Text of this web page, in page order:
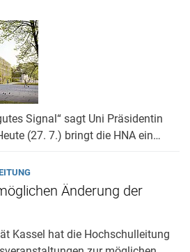
Signal“ sagt Uni Präsidentin
(27. 7.) bringt die HNA ein…
Änderung der
Kassel hat die Hochschulleitung